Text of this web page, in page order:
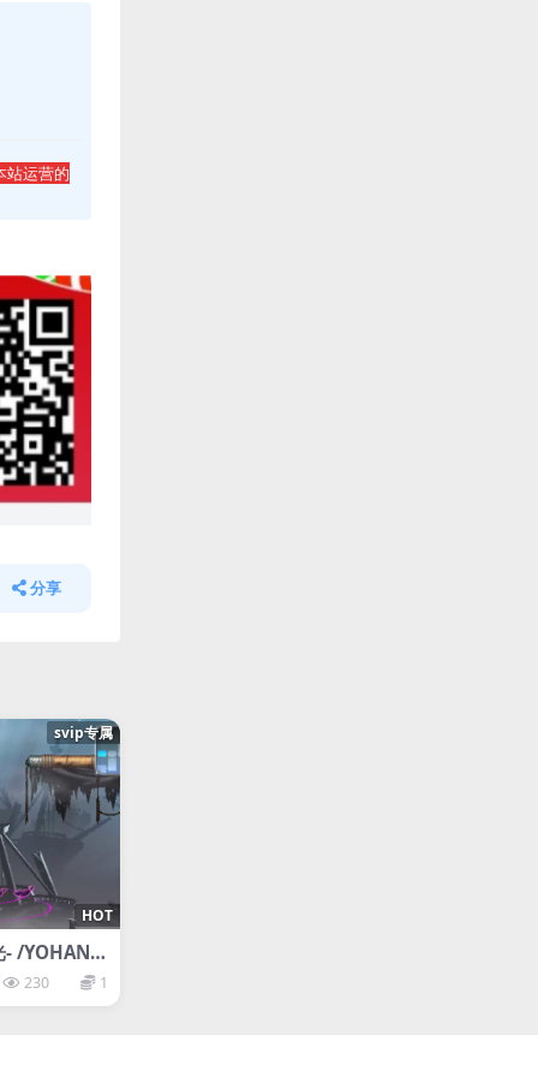
站运营的
分享
svip专属
HOT
- /YOHANE
-BLAZE in t
230 1